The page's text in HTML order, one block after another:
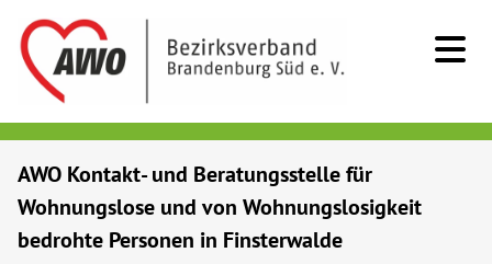
Senioren
AWO Kontakt- und Beratungsstelle für
Wohnungslose und von Wohnungslosigkeit
bedrohte Personen in Finsterwalde